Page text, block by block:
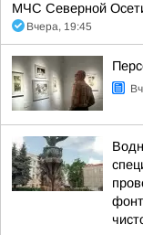
МЧС Северной
Вчера, 19:45